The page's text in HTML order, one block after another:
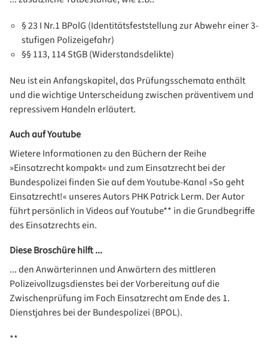
§ 23 I Nr.1 BPolG (Identitätsfeststellung zur Abwehr einer 3-
stufigen Polizeigefahr)
§§ 113, 114 StGB (Widerstandsdelikte)
Neu ist ein Anfangskapitel, das Prüfungsschemata enthält
und die wichtige Unterscheidung zwischen präventivem und
repressivem Handeln erläutert.
Auch auf Youtube
Wietere Informationen zu den Büchern der Reihe
»Einsatzrecht kompakt« und zum Einsatzrecht bei der
Bundespolizei finden Sie auf dem Youtube-Kanal »So geht
Einsatzrecht!« unseres Autors PHK Patrick Lerm. Der Autor
führt persönlich in Videos auf Youtube** in die Grundbegriffe
des Einsatzrechts ein.
Diese Broschüre hilft ...
... den Anwärterinnen und Anwärtern des mittleren
Polizeivollzugsdienstes bei der Vorbereitung auf die
Zwischenprüfung im Fach Einsatzrecht am Ende des 1.
Dienstjahres bei der Bundespolizei (BPOL).
**